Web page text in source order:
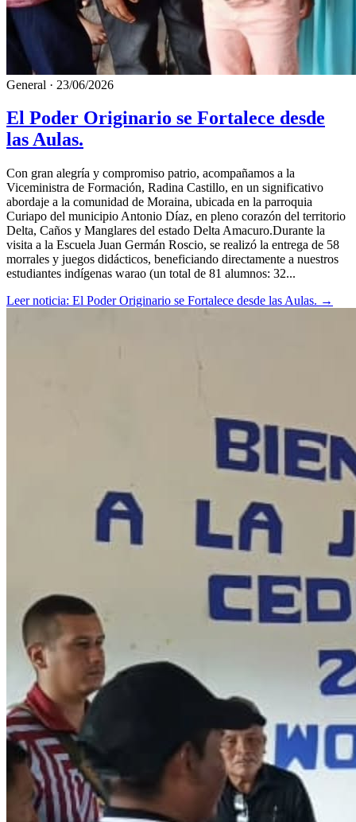
General · 23/06/2026
El Poder Originario se Fortalece desde
las Aulas.
Con gran alegría y compromiso patrio, acompañamos a la
Viceministra de Formación, Radina Castillo, en un significativo
abordaje a la comunidad de Moraina, ubicada en la parroquia
Curiapo del municipio Antonio Díaz, en pleno corazón del territorio
Delta, Caños y Manglares del estado Delta Amacuro.​Durante la
visita a la Escuela Juan Germán Roscio, se realizó la entrega de 58
morrales y juegos didácticos, beneficiando directamente a nuestros
estudiantes indígenas warao (un total de 81 alumnos: 32...
Leer noticia: El Poder Originario se Fortalece desde las Aulas. →